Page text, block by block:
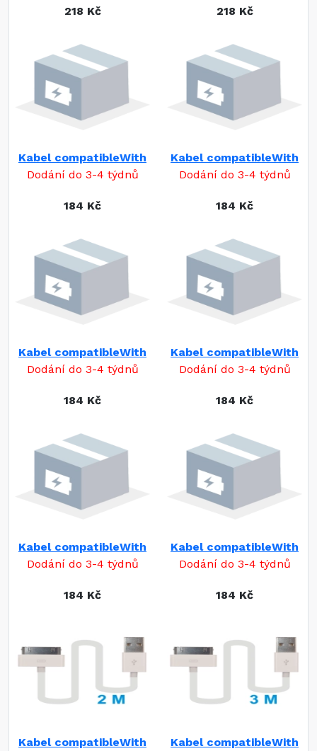
218 Kč 218 Kč
Kabel compatibleWith
Dodání do 3-4 týdnů
184 Kč
Kabel compatibleWith
Dodání do 3-4 týdnů
184 Kč
Kabel compatibleWith
Dodání do 3-4 týdnů
184 Kč
Kabel compatibleWith
Dodání do 3-4 týdnů
184 Kč
Kabel compatibleWith
Dodání do 3-4 týdnů
184 Kč
Kabel compatibleWith
Dodání do 3-4 týdnů
184 Kč
Kabel compatibleWith
Kabel compatibleWith